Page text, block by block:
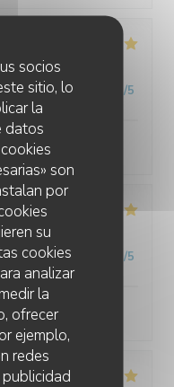
socios
sitio, lo
la
datos
son
por
su
cookies
analizar
la
ofrecer
ejemplo,
redes
5/5 Calidad / Precio /5
top
5/5 Calidad / Precio /5